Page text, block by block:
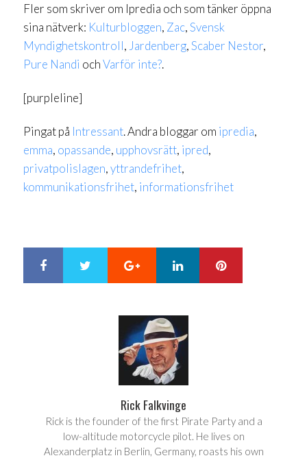
Fler som skriver om Ipredia och som tänker öppna
sina nätverk: Kulturbloggen, Zac,Svensk
Myndighetskontroll, Jardenberg,Scaber Nestor,
Pure Nandi ochVarför inte?.
[purpleline]
Pingat på Intressant. Andra bloggar om ipredia,
emma, opassande, upphovsrätt, ipred,
privatpolislagen,yttrandefrihet,
kommunikationsfrihet, informationsfrihet
Google+ LinkedIn
Rick Falkvinge
Rick is the founder of the first Pirate Party and a
low-altitude motorcycle pilot. He lives on
Alexanderplatz in Berlin, Germany, roasts his own